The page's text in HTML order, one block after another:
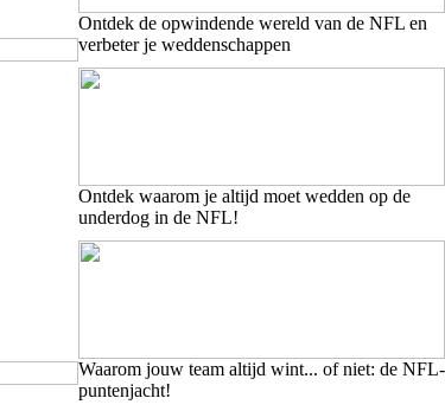
Ontdek de opwindende wereld van de NFL en
verbeter je weddenschappen
Ontdek waarom je altijd moet wedden op de
underdog in de NFL!
Waarom jouw team altijd wint... of niet: de NFL-
puntenjacht!